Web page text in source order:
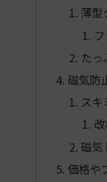
薄型
た
磁気防
ス
磁気
価格や